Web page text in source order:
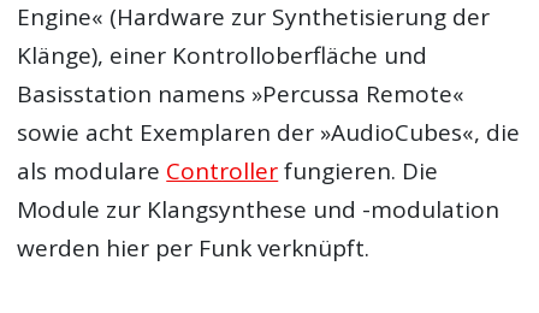
Engine« (Hardware zur Synthetisierung der
Klänge), einer Kontrolloberfläche und
Basisstation namens »Percussa Remote«
sowie acht Exemplaren der »AudioCubes«, die
als modulare Controllerfungieren. Die
Module zur Klangsynthese und -modulation
werden hier per Funk verknüpft.